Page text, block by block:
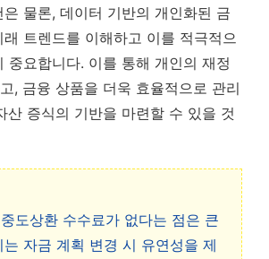
물론, 데이터 기반의 개인화된 금
트렌드를 이해하고 이를 적극적으
중요합니다. 이를 통해 개인의 재정
, 금융 상품을 더욱 효율적으로 관리
산 증식의 기반을 마련할 수 있을 것
도상환 수수료가 없다는 점은 큰
는 자금 계획 변경 시 유연성을 제